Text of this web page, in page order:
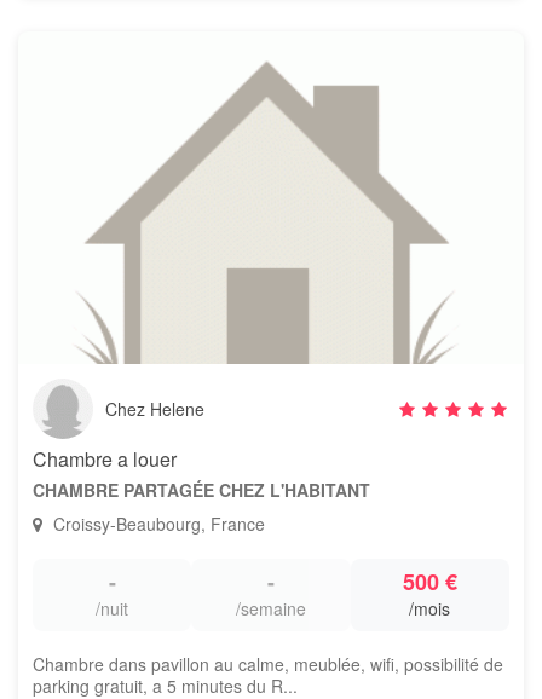
Chez Helene
Chambre a louer
CHAMBRE PARTAGÉE CHEZ L'HABITANT
Croissy-Beaubourg, France
-
/nuit
-
/semaine
500 €
/mois
Chambre dans pavillon au calme, meublée, wifi, possibilité de
parking gratuit, a 5 minutes du R...